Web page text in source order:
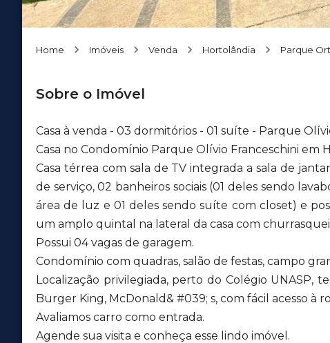
Home Imóveis Venda Hortolândia Parque
Sobre o Imóvel
Casa à venda - 03 dormitórios - 01 suíte - Parque
Casa no Condomínio Parque Olívio Franceschini em
Casa térrea com sala de TV integrada a sala de
de serviço, 02 banheiros sociais (01 deles sendo
área de luz e 01 deles sendo suíte com closet) e
um amplo quintal na lateral da casa com
Possui 04 vagas de garagem.
Condomínio com quadras, salão de festas, campo
Localização privilegiada, perto do Colégio UNASP,
Burger King, McDonald& #039; s, com fácil acesso à
Avaliamos carro como entrada.
Agende sua visita e conheça esse lindo imóvel.